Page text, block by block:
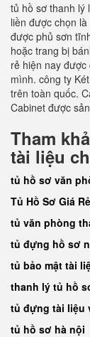
tủ hồ sơ thanh lý
liền được chọn
được phủ sơn
hoặc trang bị
rẻ hiện nay
mình. công ty
trên toàn quốc.
Cabinet được
Tham
tài liệu
tủ hồ sơ văn
Tủ Hồ Sơ Giá Rẻ
tủ văn phòng
tủ đựng hồ sơ
tủ bảo mật tài
thanh lý tủ hồ
tủ đựng tài liệu
tủ hồ sơ hà nội